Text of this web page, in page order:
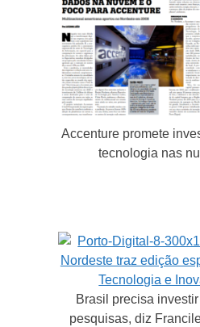
Accenture promete
tecnologia nas
Brasil precisa
pesquisas, diz